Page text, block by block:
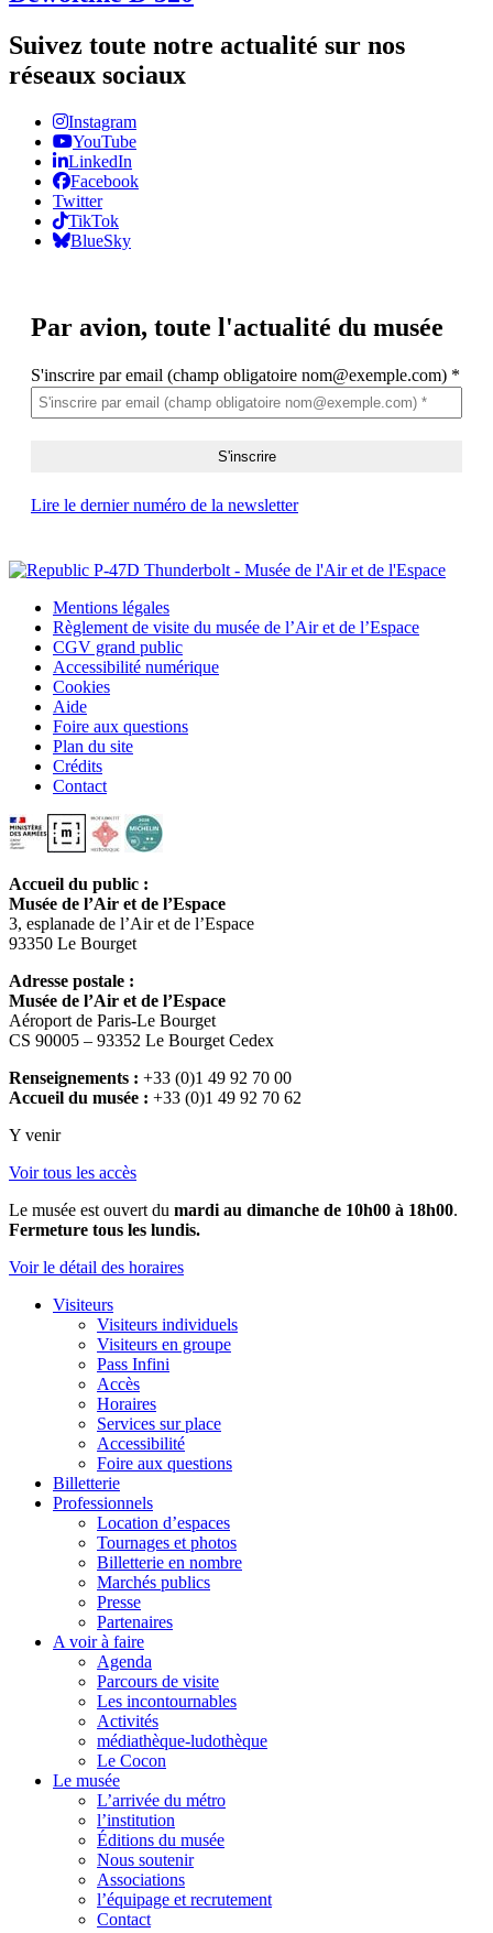
Suivez toute notre actualité sur nos
réseaux sociaux
Instagram
YouTube
LinkedIn
Facebook
Twitter
TikTok
BlueSky
Par avion, toute l'actualité du musée
S'inscrire par email (champ obligatoire nom@exemple.com) *
Lire le dernier numéro de la newsletter
Mentions légales
Règlement de visite du musée de l’Air et de l’Espace
CGV grand public
Accessibilité numérique
Cookies
Aide
Foire aux questions
Plan du site
Crédits
Contact
Accueil du public :
Musée de l’Air et de l’Espace
3, esplanade de l’Air et de l’Espace
93350 Le Bourget
Adresse postale :
Musée de l’Air et de l’Espace
Aéroport de Paris-Le Bourget
CS 90005 – 93352 Le Bourget Cedex
Renseignements : +33 (0)1 49 92 70 00
Accueil du musée : +33 (0)1 49 92 70 62
Y venir
Voir tous les accès
Le musée est ouvert du mardi au dimanche de 10h00 à 18h00.
Fermeture tous les lundis.
Voir le détail des horaires
Visiteurs
Visiteurs individuels
Visiteurs en groupe
Pass Infini
Accès
Horaires
Services sur place
Accessibilité
Foire aux questions
Billetterie
Professionnels
Location d’espaces
Tournages et photos
Billetterie en nombre
Marchés publics
Presse
Partenaires
A voir à faire
Agenda
Parcours de visite
Les incontournables
Activités
médiathèque-ludothèque
Le Cocon
Le musée
L’arrivée du métro
l’institution
Éditions du musée
Nous soutenir
Associations
l’équipage et recrutement
Contact